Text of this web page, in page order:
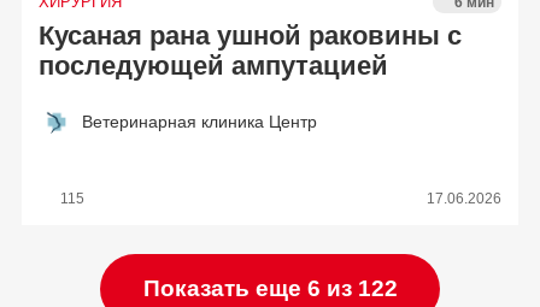
Кусаная рана ушной раковины с
последующей ампутацией
Ветеринарная клиника Центр
115 17.06.2026
Показать еще 6 из 122